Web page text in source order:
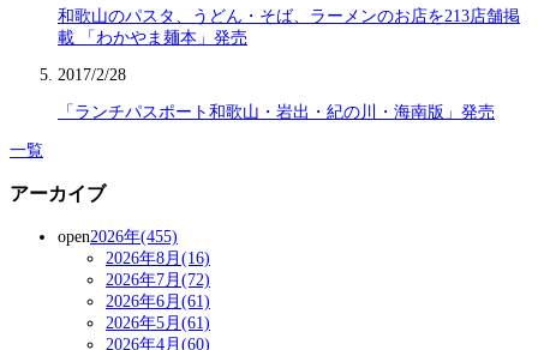
和歌山のパスタ、うどん・そば、ラーメンのお店を213店舗掲
載 「わかやま麺本」発売
2017/2/28
「ランチパスポート和歌山・岩出・紀の川・海南版」発売
一覧
アーカイブ
open2026年(455)
2026年8月(16)
2026年7月(72)
2026年6月(61)
2026年5月(61)
2026年4月(60)